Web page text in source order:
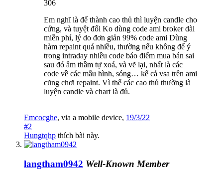
306
Em nghĩ là để thành cao thủ thì luyện candle cho
cứng, và tuyệt đối Ko dùng code ami broker dài
miễn phí, lý do đơn giản 99% code ami Dùng
hàm repaint quá nhiều, thường nếu không để ý
trong intraday nhiều code báo điểm mua bán sai
sau đó âm thầm tự xoá, và vẽ lại, nhất là các
code về các mẫu hình, sóng… kể cả vsa trên ami
cũng chơi repaint. Vì thế các cao thủ thường là
luyện candle và chart là đủ.
Emcocghe, via a mobile device, 19/3/22
#2
Hungtqhp thích bài này.
langtham0942 Well-Known Member